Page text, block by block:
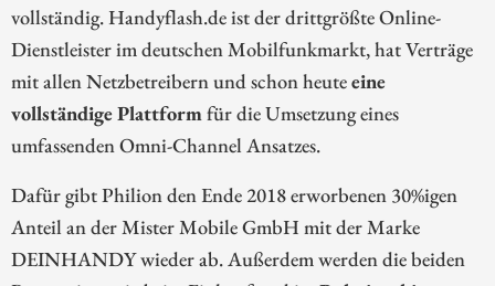
vollständig. Handyflash.de ist der drittgrößte Online-
Dienstleister im deutschen Mobilfunkmarkt, hat Verträge
mit allen Netzbetreibern und schon heuteeine
vollständige Plattformfür die Umsetzung eines
umfassenden Omni-Channel Ansatzes.
Dafür gibt Philion den Ende 2018 erworbenen 30%igen
Anteil an der Mister Mobile GmbH mit der Marke
DEINHANDY wieder ab. Außerdem werden die beiden